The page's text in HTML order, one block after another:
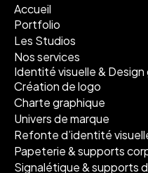
Accueil
Portfolio
Les Studios
Nos services
Identité visuelle & Design
Création de logo
Charte graphique
Univers de marque
Refonte d’identité
Papeterie & supports
Signalétique & supports